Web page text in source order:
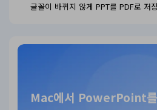
글꼴이 바뀌지 않게 PPT를 PDF로 저
Mac에서 PowerPoint